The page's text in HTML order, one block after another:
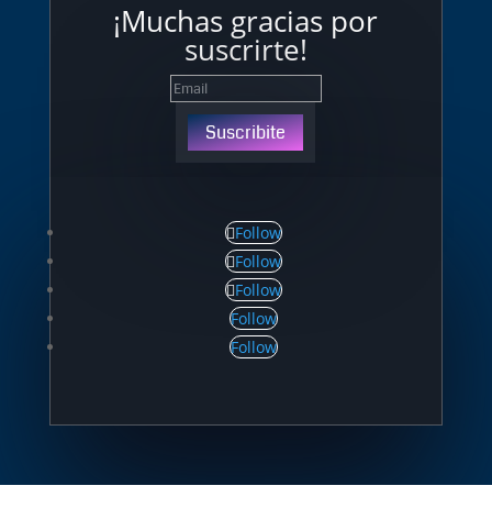
¡Muchas gracias por
suscrirte!
Suscribite
Follow
Follow
Follow
Follow
Follow